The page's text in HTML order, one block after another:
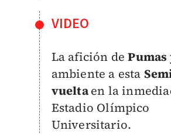
VIDEO
La afición dePumas
ambiente a esta
vueltaen la
Estadio Olímpico
Universitario.